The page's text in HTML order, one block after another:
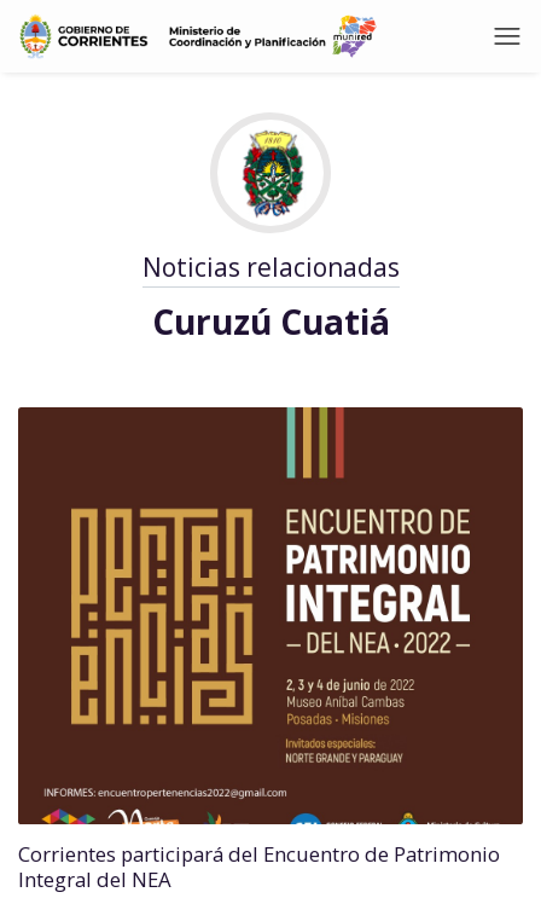
Noticias relacionadas
Curuzú Cuatiá
Corrientes participará del Encuentro de Patrimonio
Integral del NEA